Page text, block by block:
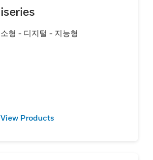
iseries
소형 - 디지털 - 지능형
View Products